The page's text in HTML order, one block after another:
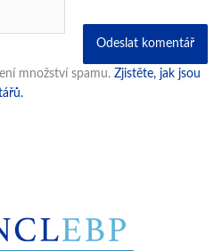
množství spamu. Zjistěte, jak jsou